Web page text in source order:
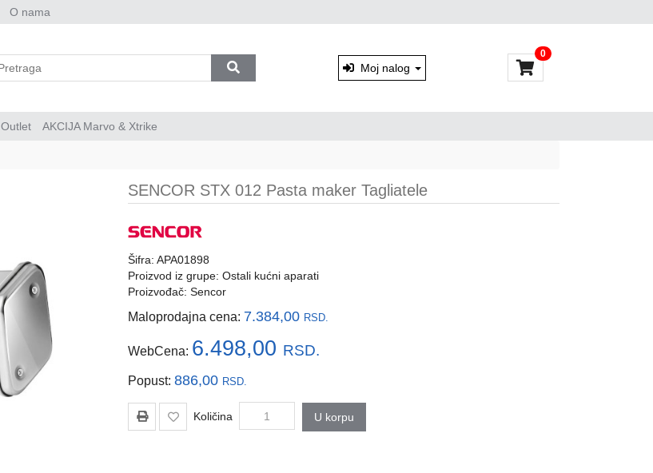
O nama
Moj nalog
0
Outlet AKCIJA Marvo & Xtrike
SENCOR STX 012 Pasta maker Tagliatele
Šifra: APA01898
Proizvod iz grupe: Ostali kućni aparati
Proizvođač: Sencor
Maloprodajna cena: 7.384,00 RSD.
WebCena: 6.498,00 RSD.
Popust: 886,00 RSD.
Količina U korpu